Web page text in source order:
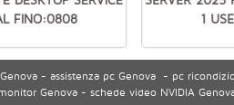
FINO:0808
1
- assistenza pc Genova - pc
Genova - schede video NVIDIA